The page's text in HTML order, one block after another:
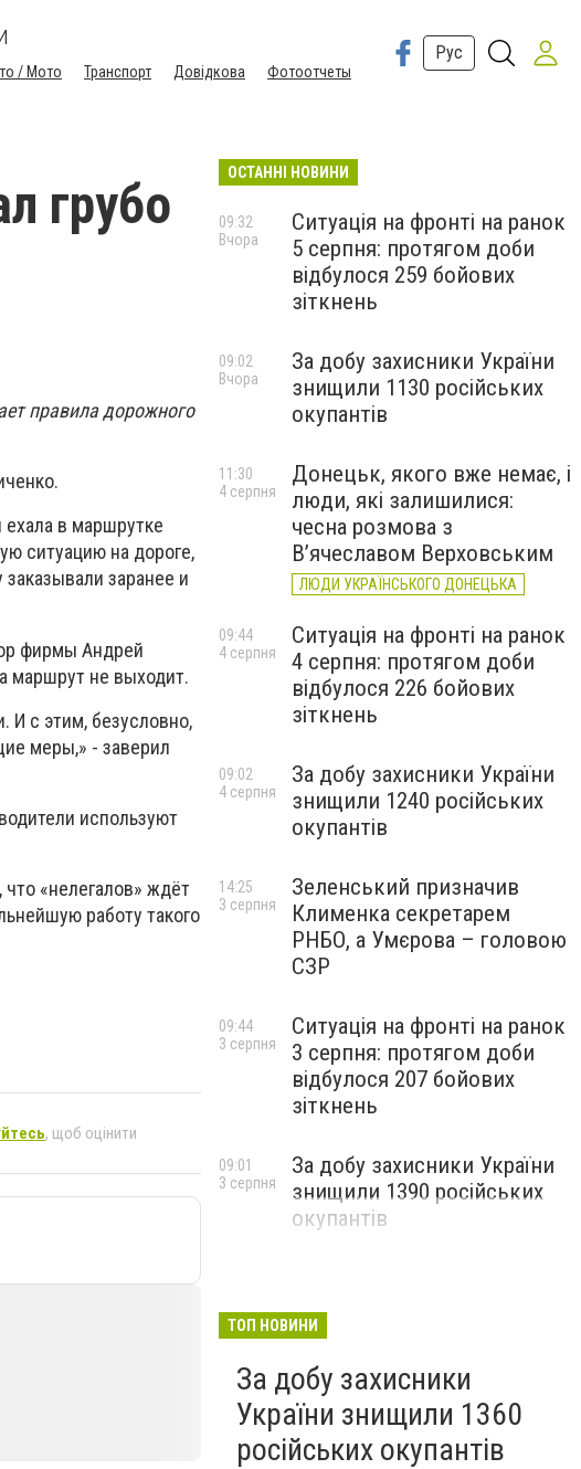
/ Мото Транспорт Довідкова Фотоотчеты
Рус
грубо
правила дорожного
в маршрутке
ситуацию на дороге,
заранее и
фирмы Андрей
маршрут не выходит.
И с этим, безусловно,
меры,» - заверил
используют
что «нелегалов» ждёт
работу такого
, щоб оцінити
ОСТАННІ НОВИНИ
Ситуація на фронті на ранок
5 серпня: протягом доби
відбулося 259 бойових
зіткнень
09:32
Вчора
За добу захисники України
знищили 1130 російських
окупантів
09:02
Вчора
Донецьк, якого вже немає, і
люди, які залишилися:
чесна розмова з
В’ячеславом Верховським
ЛЮДИ УКРАЇНСЬКОГО ДОНЕЦЬКА
11:30
4 серпня
Ситуація на фронті на ранок
4 серпня: протягом доби
відбулося 226 бойових
зіткнень
09:44
4 серпня
За добу захисники України
знищили 1240 російських
окупантів
09:02
4 серпня
Зеленський призначив
Клименка секретарем
РНБО, а Умєрова – головою
СЗР
14:25
3 серпня
Ситуація на фронті на ранок
3 серпня: протягом доби
відбулося 207 бойових
зіткнень
09:44
3 серпня
За добу захисники України
знищили 1390 російських
окупантів
09:01
3 серпня
ТОП НОВИНИ
За добу захисники
України знищили 1360
російських окупантів